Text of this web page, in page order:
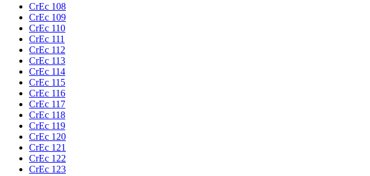
CrEc 108
CrEc 109
CrEc 110
CrEc 111
CrEc 112
CrEc 113
CrEc 114
CrEc 115
CrEc 116
CrEc 117
CrEc 118
CrEc 119
CrEc 120
CrEc 121
CrEc 122
CrEc 123